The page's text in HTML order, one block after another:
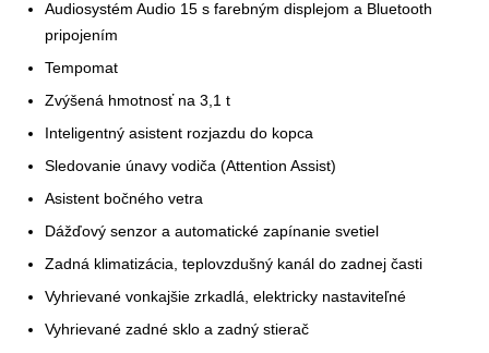
Audiosystém Audio 15 s farebným displejom a Bluetooth
pripojením
Tempomat
Zvýšená hmotnosť na 3,1 t
Inteligentný asistent rozjazdu do kopca
Sledovanie únavy vodiča (Attention Assist)
Asistent bočného vetra
Dážďový senzor a automatické zapínanie svetiel
Zadná klimatizácia, teplovzdušný kanál do zadnej časti
Vyhrievané vonkajšie zrkadlá, elektricky nastaviteľné
Vyhrievané zadné sklo a zadný stierač